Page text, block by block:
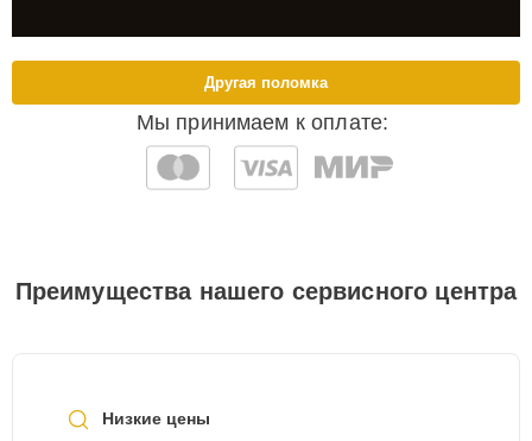
Мы принимаем к оплате:
Другая поломка
Преимущества нашего сервисного центра
Низкие цены